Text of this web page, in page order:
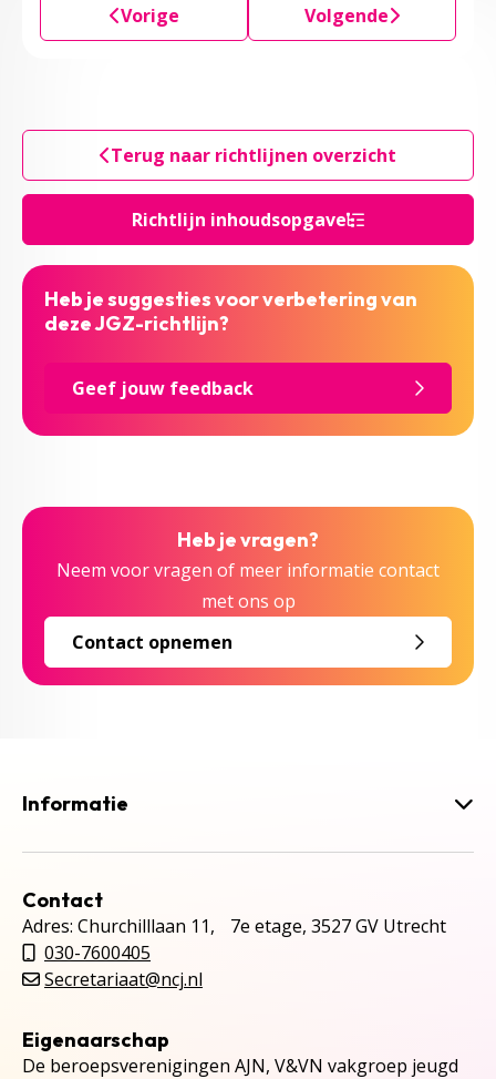
Richtlijn inhoudsopgave
Vorige Volgende
Terug naar richtlijnen overzicht
Heb je suggesties voor verbetering van
deze JGZ-richtlijn?
Geef jouw feedback
Heb je vragen?
Neem voor vragen of meer informatie contact
met ons op
Contact opnemen
Informatie
Contact
Adres: Churchilllaan 11, 7e etage, 3527 GV Utrecht
030-7600405
Secretariaat@ncj.nl
Eigenaarschap
De beroepsverenigingen AJN, V&VN vakgroep jeugd